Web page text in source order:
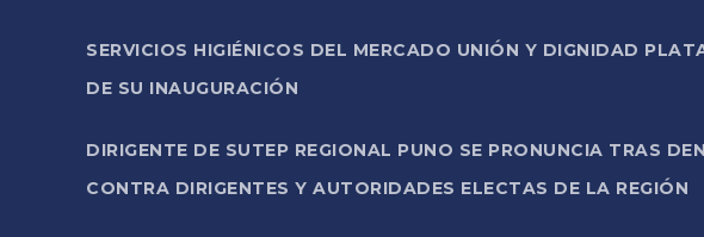
SERVICIOS HIGIÉNICOS DEL MERCADO UNIÓN Y DIGNIDAD
DE SU INAUGURACIÓN
DIRIGENTE DE SUTEP REGIONAL PUNO SE PRONUNCIA TRAS
CONTRA DIRIGENTES Y AUTORIDADES ELECTAS DE LA REGIÓN